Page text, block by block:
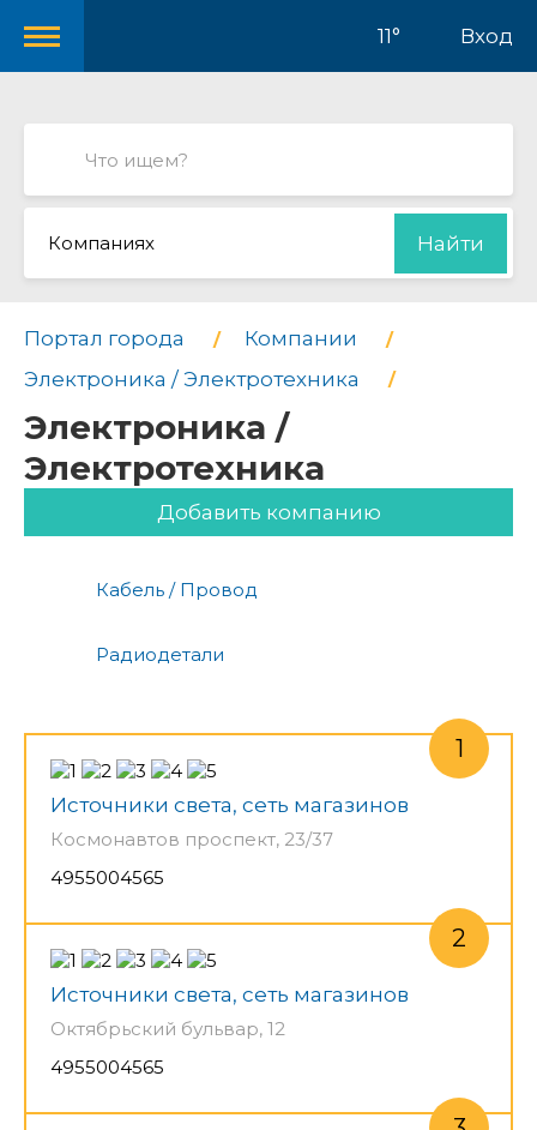
11° Вход
Компаниях Найти
Портал города
Компании
Электроника / Электротехника
Электроника /
Электротехника
Добавить компанию
Кабель / Провод
Радиодетали
Источники света, сеть магазинов
Космонавтов проспект, 23/37
4955004565
Источники света, сеть магазинов
Октябрьский бульвар, 12
4955004565